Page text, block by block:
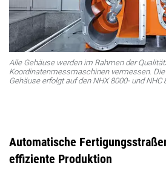
Alle Gehäuse werden im Rahmen der
Koordinatenmessmaschinen vermessen.
Gehäuse erfolgt auf den NHX 8000- und NHC
Automatische
effiziente Produktion